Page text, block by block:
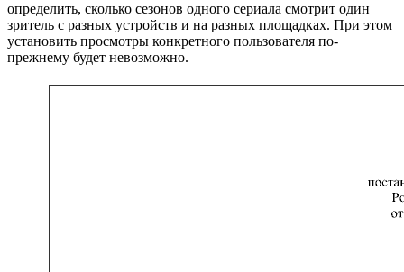
определить, сколько сезонов одного сериала смотрит один
зритель с разных устройств и на разных площадках. При этом
установить просмотры конкретного пользователя по-
прежнему будет невозможно.